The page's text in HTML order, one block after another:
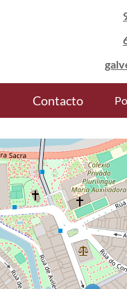
Contacto